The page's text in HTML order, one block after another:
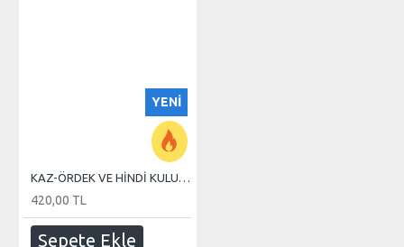
YENI
KAZ-ÖRDEK VE HİNDİ KULUÇKA MAKİNE TEREĞİ
420,00 TL
Sepete Ekle